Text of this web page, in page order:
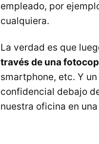
empleado, por
cualquiera.
La verdad es que
través de una
smartphone, etc. Y
confidencial debajo
nuestra oficina en